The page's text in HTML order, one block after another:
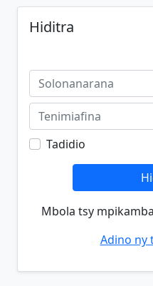
Hiditra
Tadidio
Mbola tsy
Adino ny